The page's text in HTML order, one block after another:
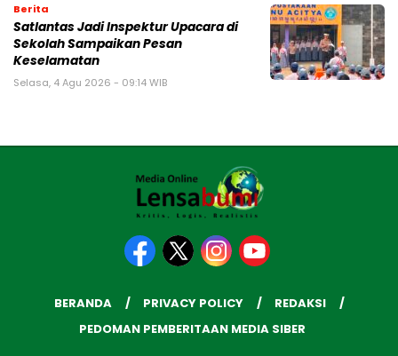
Berita
Satlantas Jadi Inspektur Upacara di
Sekolah Sampaikan Pesan
Keselamatan
Selasa, 4 Agu 2026 - 09:14 WIB
BERANDA PRIVACY POLICY
REDAKSI
PEDOMAN PEMBERITAAN MEDIA SIBER